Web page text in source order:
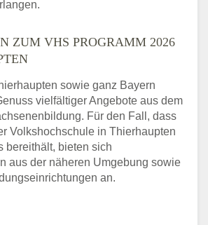
ZUM VHS PROGRAMM 2026
sowie ganz Bayern
vielfältiger Angebote aus dem
Für den Fall, dass
Volkshochschule in Thierhaupten
bereithält, bieten sich
aus der näheren Umgebung sowie
an.